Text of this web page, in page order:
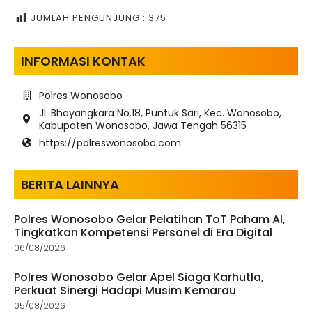
JUMLAH PENGUNJUNG : 375
INFORMASI KONTAK
Polres Wonosobo
Jl. Bhayangkara No.18, Puntuk Sari, Kec. Wonosobo,
Kabupaten Wonosobo, Jawa Tengah 56315
https://polreswonosobo.com
BERITA LAINNYA
Polres Wonosobo Gelar Pelatihan ToT Paham AI,
Tingkatkan Kompetensi Personel di Era Digital
06/08/2026
Polres Wonosobo Gelar Apel Siaga Karhutla,
Perkuat Sinergi Hadapi Musim Kemarau
05/08/2026